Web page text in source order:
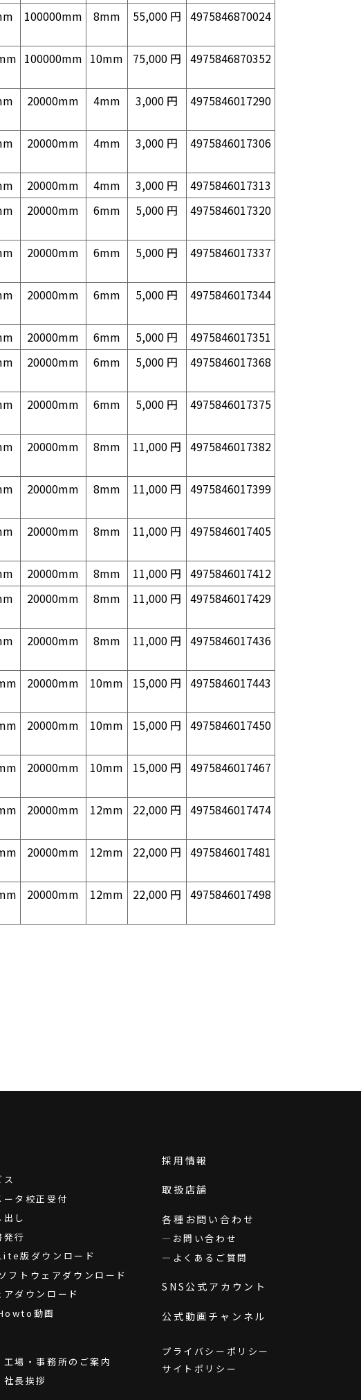
100000mm 8mm 55,000 円 4975846870024
100000mm 10mm 75,000 円 4975846870352
20000mm 4mm 3,000 円 4975846017290
20000mm 4mm 3,000 円 4975846017306
20000mm 4mm 3,000 円
4975846017313
20000mm 6mm 5,000 円 4975846017320
20000mm 6mm 5,000 円 4975846017337
20000mm 6mm 5,000 円 4975846017344
20000mm 6mm 5,000 円
4975846017351
20000mm 6mm 5,000 円 4975846017368
20000mm 6mm 5,000 円 4975846017375
20000mm 8mm 11,000 円 4975846017382
20000mm 8mm 11,000 円 4975846017399
20000mm 8mm 11,000 円 4975846017405
20000mm 8mm 11,000 円 4975846017412
20000mm 8mm 11,000 円 4975846017429
20000mm 8mm 11,000 円 4975846017436
20000mm 10mm 15,000 円 4975846017443
20000mm 10mm 15,000 円 4975846017450
20000mm 10mm 15,000 円 4975846017467
20000mm 12mm 22,000 円 4975846017474
20000mm 12mm 22,000 円 4975846017481
20000mm 12mm 22,000 円 4975846017498
ータ校正受付
し
発行
版ダウンロード
フトウェアダウンロード
ダウンロード
動画
場・事務所のご案内
長挨拶
採用情報
取扱店舗
各種お問い合わせ
お問い合わせ
よくあるご質問
SNS公式アカウント
公式動画チャンネル
プライバシーポリシー
サイトポリシー